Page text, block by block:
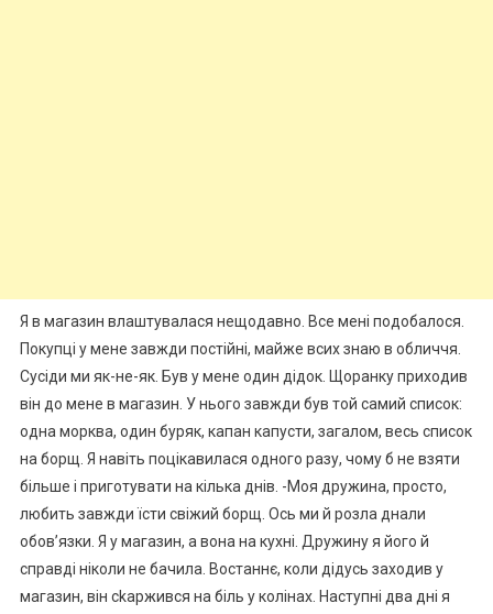
Я в магазин влаштувалася нещодавно. Все мені подобалося.
Покупці у мене завжди постійні, майже всих знаю в обличчя.
Сусіди ми як-не-як. Був у мене один дідок. Щоранку приходив
він до мене в магазин. У нього завжди був той самий список:
одна морква, один буряк, капан капусти, загалом, весь список
на борщ. Я навіть поцікавилася одного разу, чому б не взяти
більше і приготувати на кілька днів. -Моя дружина, просто,
любить завжди їсти свіжий борщ. Ось ми й розла днали
обов’язки. Я у магазин, а вона на кухні. Дружину я його й
справді ніколи не бачила. Востаннє, коли дідусь заходив у
магазин, він сkаржився на біль у колінах. Наступні два дні я